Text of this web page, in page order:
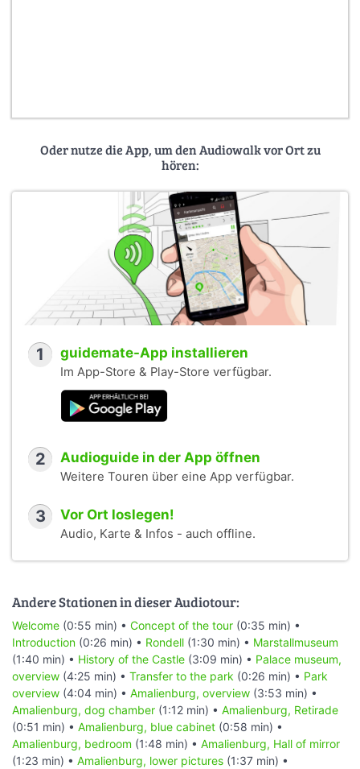
Oder nutze die App, um den Audiowalk vor Ort zu
hören:
1 guidemate-App installieren
Im App-Store & Play-Store verfügbar.
2 Audioguide in der App öffnen
Weitere Touren über eine App verfügbar.
3 Vor Ort loslegen!
Audio, Karte & Infos - auch offline.
Andere Stationen in dieser Audiotour:
Welcome (0:55 min) • Concept of the tour (0:35 min) •
Introduction (0:26 min) • Rondell (1:30 min) • Marstallmuseum
(1:40 min) • History of the Castle (3:09 min) • Palace museum,
overview (4:25 min) • Transfer to the park (0:26 min) • Park
overview (4:04 min) • Amalienburg, overview (3:53 min) •
Amalienburg, dog chamber (1:12 min) • Amalienburg, Retirade
(0:51 min) • Amalienburg, blue cabinet (0:58 min) •
Amalienburg, bedroom (1:48 min) • Amalienburg, Hall of mirror
(1:23 min) • Amalienburg, lower pictures (1:37 min) •